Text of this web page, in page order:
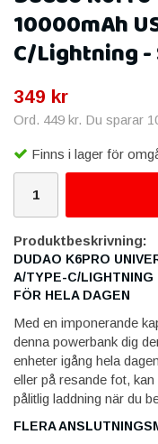
10000mAh
C/Lightning -
349 kr
Ord. 449 kr. Du sparar
Finns i lager för
Produktbeskrivning:
DUDAO K6PRO
A/TYPE-C/LIGHTNING
FÖR HELA DAGEN
Med en imponerande
denna powerbank dig
enheter igång hela
eller på resande fot,
pålitlig laddning när du
FLERA